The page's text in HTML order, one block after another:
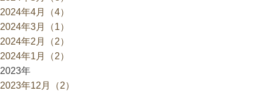
2024年4月（4）
2024年3月（1）
2024年2月（2）
2024年1月（2）
2023年
2023年12月（2）